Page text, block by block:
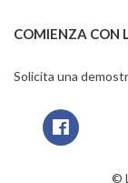
COMIENZA CON
Solicita una
©